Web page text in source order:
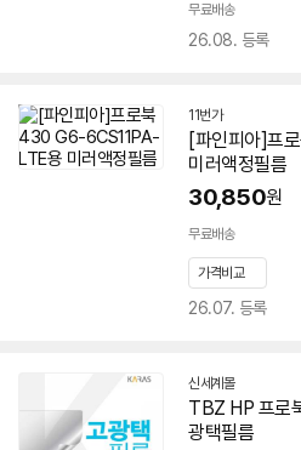
무료배송
26.08. 등록
11번가
[파인피아]프
미러액정필름
30,850원
무료배송
가격비교
26.07. 등록
신세계몰
TBZ HP 프로
광택필름